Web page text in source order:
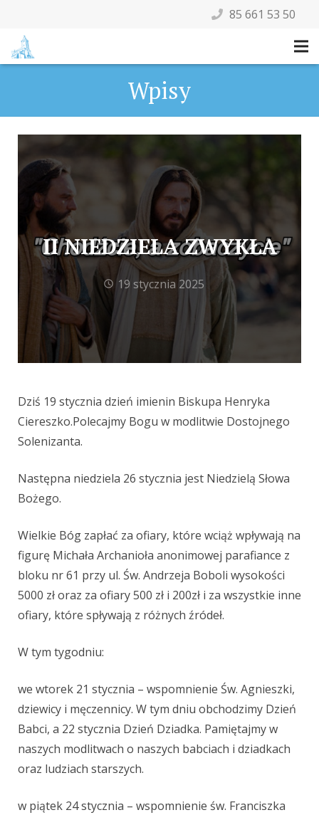
85 661 53 50
Wpisy
II NIEDZIELA ZWYKŁA
19 stycznia 2025
Dziś 19 stycznia dzień imienin Biskupa Henryka
Ciereszko.Polecajmy Bogu w modlitwie Dostojnego
Solenizanta.
Następna niedziela 26 stycznia jest Niedzielą Słowa
Bożego.
Wielkie Bóg zapłać za ofiary, które wciąż wpływają na
figurę Michała Archanioła anonimowej parafiance z
bloku nr 61 przy ul. Św. Andrzeja Boboli wysokości
5000 zł oraz za ofiary 500 zł i 200zł i za wszystkie inne
ofiary, które spływają z różnych źródeł.
W tym tygodniu:
we wtorek 21 stycznia – wspomnienie Św. Agnieszki,
dziewicy i męczennicy. W tym dniu obchodzimy Dzień
Babci, a 22 stycznia Dzień Dziadka. Pamiętajmy w
naszych modlitwach o naszych babciach i dziadkach
oraz ludziach starszych.
w piątek 24stycznia – wspomnienie św. Franciszka